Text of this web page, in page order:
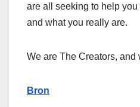
are all seeking to help
and what you really are.
We are The Creators, and
Bron